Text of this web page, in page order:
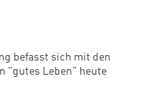
befasst sich mit den
"gutes Leben" heute